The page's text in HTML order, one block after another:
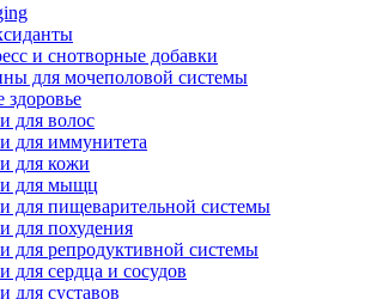
и снотворные добавки
для мочеполовой системы
здоровье
для волос
для иммунитета
для кожи
для мыщц
для пищеварительной системы
для похудения
для репродуктивной системы
для сердца и сосудов
для суставов